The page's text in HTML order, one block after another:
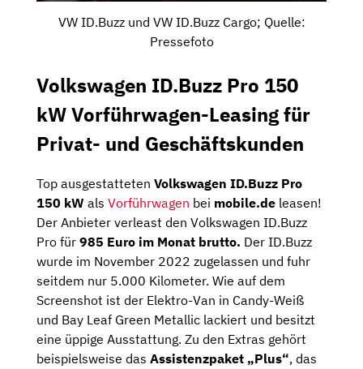
VW ID.Buzz und VW ID.Buzz Cargo; Quelle:
Pressefoto
Volkswagen ID.Buzz Pro 150
kW Vorführwagen-Leasing für
Privat- und Geschäftskunden
Top ausgestatteten Volkswagen ID.Buzz Pro
150 kW als Vorführwagen bei mobile.de leasen!
Der Anbieter verleast den Volkswagen ID.Buzz
Pro für 985 Euro im Monat brutto. Der ID.Buzz
wurde im November 2022 zugelassen und fuhr
seitdem nur 5.000 Kilometer. Wie auf dem
Screenshot ist der Elektro-Van in Candy-Weiß
und Bay Leaf Green Metallic lackiert und besitzt
eine üppige Ausstattung. Zu den Extras gehört
beispielsweise das Assistenzpaket „Plus“, das